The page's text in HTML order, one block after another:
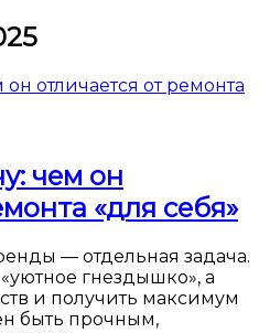
чем он
«для себя»
— отдельная задача.
гнездышко», а
и получить максимум
быть прочным,